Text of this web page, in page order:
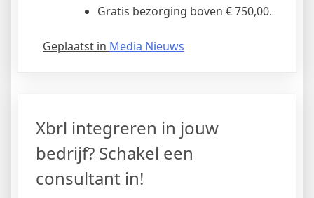
Gratis bezorging boven € 750,00.
Geplaatst in Media Nieuws
Xbrl integreren in jouw
bedrijf? Schakel een
consultant in!